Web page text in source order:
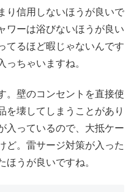
り信用しないほうが良いで
ワーは浴びないほうが良い
てるほど暇じゃないんです
っちゃいますね。
。壁のコンセントを直接使
を壊してしまうことがあり
入っているので、大抵ケー
ど。雷サージ対策が入った
うが良いですね。